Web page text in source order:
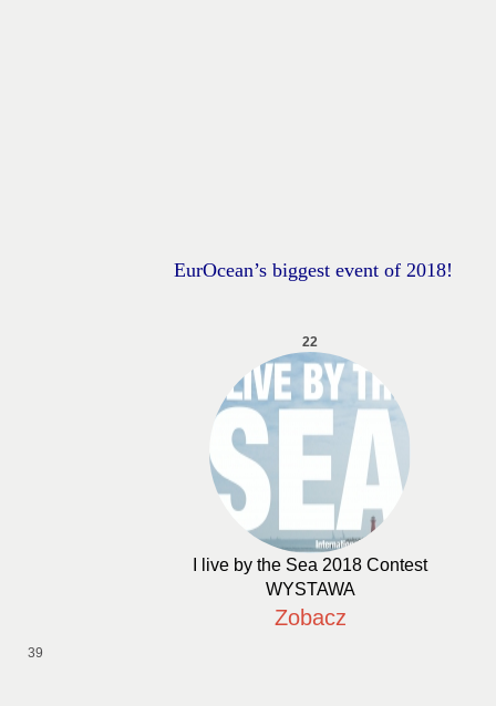
EurOcean’s biggest event of 2018!
22
I live by the Sea 2018 Contest
WYSTAWA
Zobacz
39